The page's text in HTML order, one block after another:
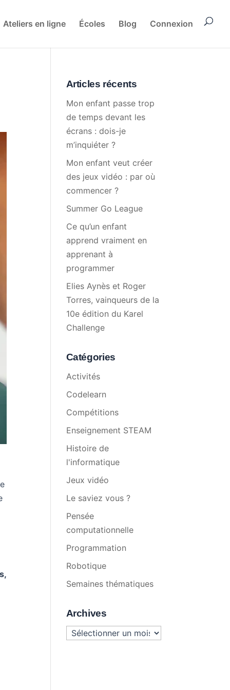
Ateliers en ligne Écoles Blog Connexion
Articles récents
Mon enfant passe trop
de temps devant les
écrans : dois-je
m’inquiéter ?
Mon enfant veut créer
des jeux vidéo : par où
commencer ?
Summer Go League
Ce qu’un enfant
apprend vraiment en
apprenant à
programmer
Elies Aynès et Roger
Torres, vainqueurs de la
10e édition du Karel
Challenge
Catégories
Activités
Codelearn
Compétitions
Enseignement STEAM
Histoire de
l'informatique
Jeux vidéo
Le saviez vous ?
Pensée
computationnelle
Programmation
Robotique
Semaines thématiques
Archives
Archives